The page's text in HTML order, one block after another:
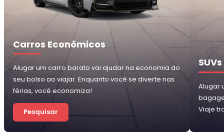
Carros Econômicos
Alugar um carro barato vai ajudar na economia do
seu bolso ao viajar. Enquanto você se diverte nas
férias, você economiza!
Pesquisar
SUVs
Alugar
Viaje